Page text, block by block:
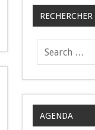
RECHERCHER
AGENDA